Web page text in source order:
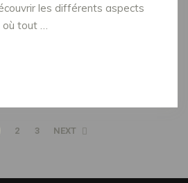
les différents aspects
tout …
2 3 NEXT